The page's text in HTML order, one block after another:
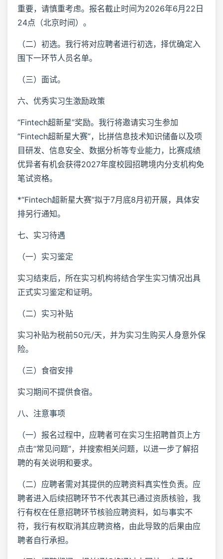
重要，请慎重考虑。报名截止时间为2026年6月22日
24点（北京时间）。
（二）初选。我行将对应聘者进行初选，择优确定入
围下一环节人员名单。
（三）面试。
六、优秀实习生激励政策
“Fintech超新星”奖励。我行将邀请实习生参加
“Fintech超新星大赛”，比拼信息技术知识储备以及项
目研发、信息安全、数据分析等专业能力，比赛成绩
优异者有机会获得2027年度校园招聘境内分支机构免
笔试资格。
*“Fintech超新星大赛”拟于7月底8月初开展，具体安
排另行通知。
七、实习待遇
（一）实习鉴定
实习结束后，所在实习机构将结合学生实习情况出具
正式实习鉴定和证明。
（二）实习补贴
实习补贴为税前50元/天，并为实习生购买人身意外保
险。
（三）食宿安排
实习期间不提供食宿。
八、注意事项
（一）报名过程中，应聘者可在实习生招聘首页上方
点击“常见问题”，并搜索相关问题，以进一步了解招
聘的有关说明和要求。
（二）应聘者需对其提供的应聘资料真实性负责。应
聘者进入后续招聘环节不代表其已通过资质核验，我
行有权在任意招聘环节核验应聘资料，如与事实不
符，我行有权取消其应聘资格，由此导致的后果由应
聘者自行承担。